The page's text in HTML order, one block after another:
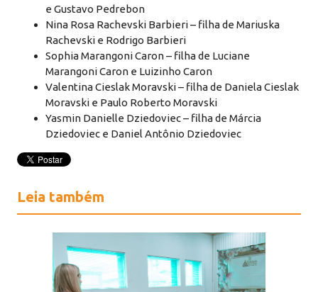
e Gustavo Pedrebon
Nina Rosa Rachevski Barbieri – filha de Mariuska
Rachevski e Rodrigo Barbieri
Sophia Marangoni Caron – filha de Luciane
Marangoni Caron e Luizinho Caron
Valentina Cieslak Moravski – filha de Daniela Cieslak
Moravski e Paulo Roberto Moravski
Yasmin Danielle Dziedoviec – filha de Márcia
Dziedoviec e Daniel Antônio Dziedoviec
Leia também